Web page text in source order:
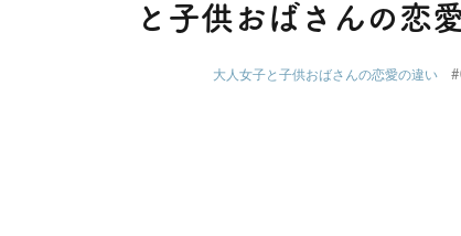
と子供おばさんの恋
大人女子と子供おばさんの恋愛の違い